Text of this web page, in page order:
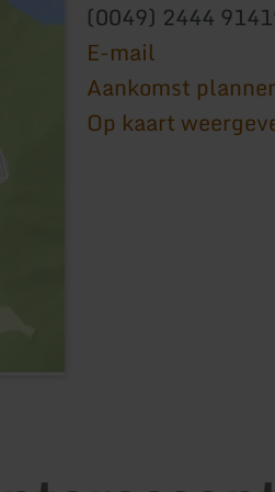
(0049) 2444
E-mail
Aankomst
Op kaart